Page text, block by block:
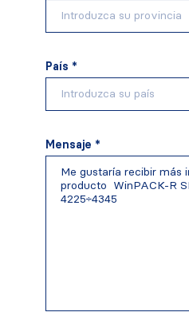
País *
Mensaje *